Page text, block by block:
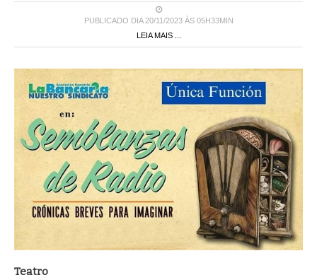
PUBLICADO DIA 20/11/2023 ÀS 05H33MIN
LEIA MAIS ...
Teatro